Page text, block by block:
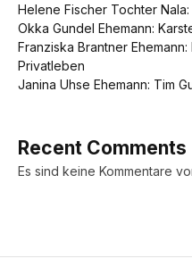
Helene Fischer Tochter
Okka Gundel Ehemann:
Franziska Brantner
Privatleben
Janina Uhse Ehemann: Tim
Recent Comments
Es sind keine Kommentare